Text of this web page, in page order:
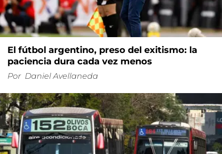
El fútbol argentino, preso del exitismo: la
paciencia dura cada vez menos
Por Daniel Avellaneda